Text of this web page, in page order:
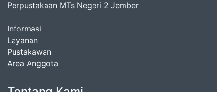
Perpustakaan MTs Negeri 2 Jember
Informasi
Layanan
Pustakawan
Area Anggota